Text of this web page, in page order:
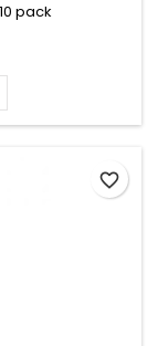
pack
favorite_border